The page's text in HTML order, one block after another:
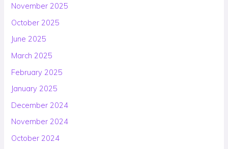
November 2025
October 2025
June 2025
March 2025
February 2025
January 2025
December 2024
November 2024
October 2024